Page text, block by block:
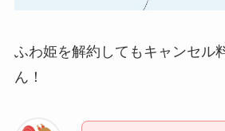
ふわ姫を解約してもキャンセル
ん！